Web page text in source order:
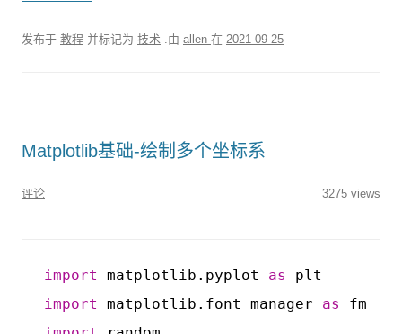
发布于 教程 并标记为 技术 .由 allen 在 2021-09-25
Matplotlib基础-绘制多个坐标系
评论 3275 views
import matplotlib.pyplot as
plt
import
matplotlib.font_manager as
fm